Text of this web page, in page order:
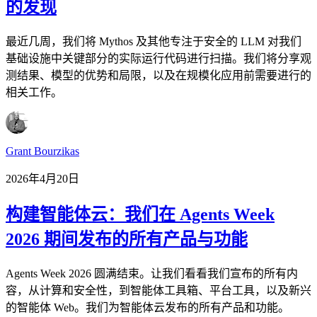
的发现
最近几周，我们将 Mythos 及其他专注于安全的 LLM 对我们
基础设施中关键部分的实际运行代码进行扫描。我们将分享观
测结果、模型的优势和局限，以及在规模化应用前需要进行的
相关工作。
Grant Bourzikas
2026年4月20日
构建智能体云：我们在 Agents Week
2026 期间发布的所有产品与功能
Agents Week 2026 圆满结束。让我们看看我们宣布的所有内
容，从计算和安全性，到智能体工具箱、平台工具，以及新兴
的智能体 Web。我们为智能体云发布的所有产品和功能。